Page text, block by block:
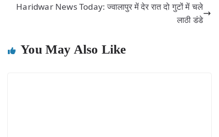
Haridwar News Today: ज्वालापुर में देर रात दो गुटों में चले
लाठी डंडे
You May Also Like